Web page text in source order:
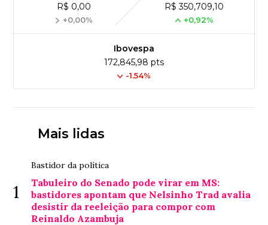
R$ 0,00
+0,00%
R$ 350,709,10
+0,92%
Ibovespa
172,845,98 pts
-1.54%
Mais lidas
1
Bastidor da política
Tabuleiro do Senado pode virar em MS:
bastidores apontam que Nelsinho Trad avalia
desistir da reeleição para compor com
Reinaldo Azambuja